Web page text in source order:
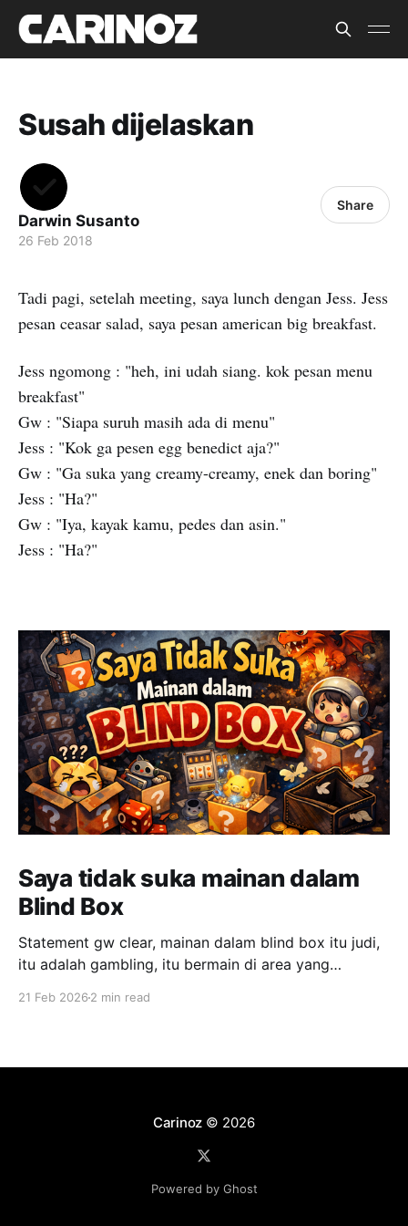
Susah dijelaskan
Darwin Susanto
26 Feb 2018
Share
Tadi pagi, setelah meeting, saya lunch dengan Jess. Jess
pesan ceasar salad, saya pesan american big breakfast.
Jess ngomong : "heh, ini udah siang. kok pesan menu
breakfast"
Gw : "Siapa suruh masih ada di menu"
Jess : "Kok ga pesen egg benedict aja?"
Gw : "Ga suka yang creamy-creamy, enek dan boring"
Jess : "Ha?"
Gw : "Iya, kayak kamu, pedes dan asin."
Jess : "Ha?"
Saya tidak suka mainan dalam
Blind Box
Statement gw clear, mainan dalam blind box itu judi,
itu adalah gambling, itu bermain di area yang
21 Feb 2026 2 min read
Carinoz © 2026
Powered by Ghost